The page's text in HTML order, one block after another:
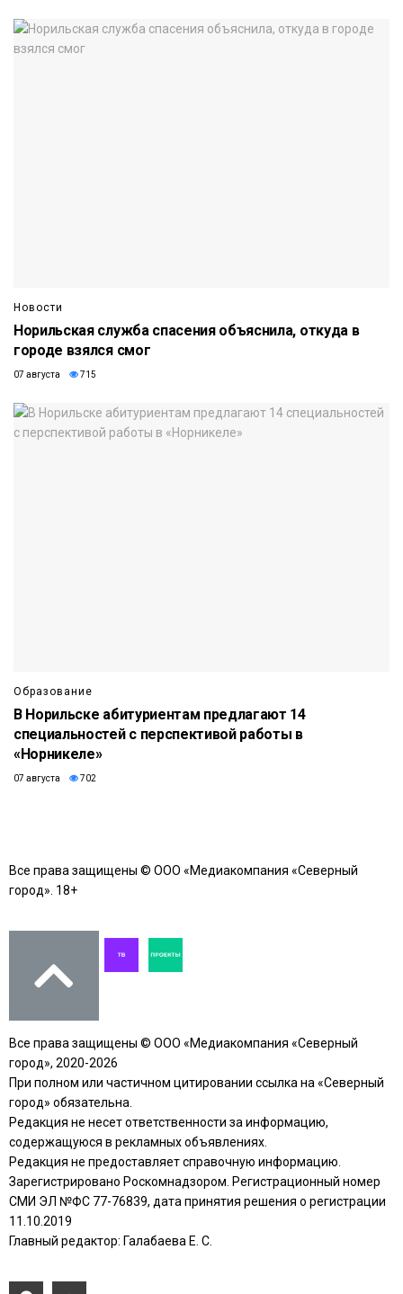
Новости
Норильская служба спасения объяснила, откуда в
городе взялся смог
07 августа 715
Образование
В Норильске абитуриентам предлагают 14
специальностей с перспективой работы в
«Норникеле»
07 августа 702
Все права защищены © ООО «Медиакомпания «Северный
город». 18+
Все права защищены © ООО «Медиакомпания «Северный
город», 2020-2026
При полном или частичном цитировании ссылка на «Северный
город» обязательна.
Редакция не несет ответственности за информацию,
содержащуюся в рекламных объявлениях.
Редакция не предоставляет справочную информацию.
Зарегистрировано Роскомнадзором. Регистрационный номер
СМИ ЭЛ №ФС 77-76839, дата принятия решения о регистрации
11.10.2019
Главный редактор: Галабаева Е. С.